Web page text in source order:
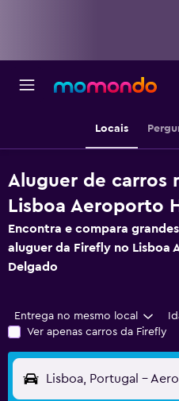
Locais
Aluguer de carros
Lisboa Aeroporto
Encontra e compara
aluguer da Firefly no Lisboa
Delgado
Entrega no mesmo local
Ver apenas carros da Firefly